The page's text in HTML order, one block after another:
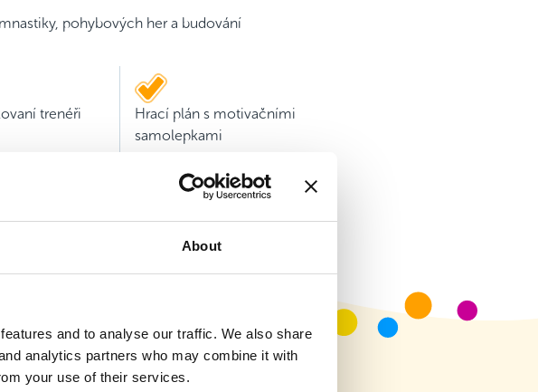
About
and to analyse our traffic. We also share
analytics partners who may combine it with
your use of their services.
pohybových her a budování
trenéři
Hrací plán s motivačními
samolepkami